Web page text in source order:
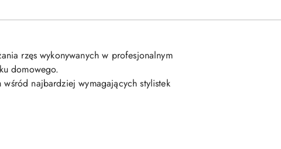
rzęs wykonywanych w profesjonalnym
domowego.
najbardziej wymagających stylistek